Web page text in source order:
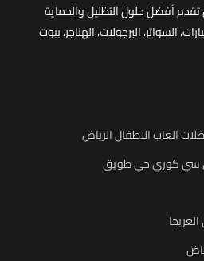
أفضل حلول التظليل والحماية
السواتر، البرجولات، الهناجر، بيوت
العاب الاطفال الرياض